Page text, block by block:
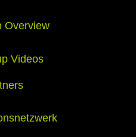
Overview
Videos